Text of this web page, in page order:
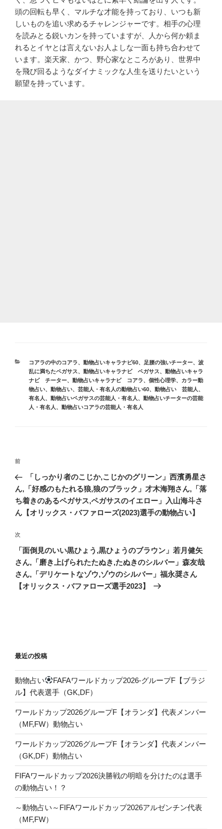
頭の回転も早く、マルチな才能を持っており、いつも新
しいものを追い求めるチャレンジャーです。相手の心理
を読みとる鋭いカンを持っていますが、人から何か頼ま
れるとイヤとは言えないお人よしな一面も持ち合わせて
います。楽天家、かつ、野心家なところがあり、世界中
を飛び回るようなダイナミックな人生を送りたいという
願望を持っています。
カ
テ
ゴ
リ
ー
コアラの中のコアラ、 動物占いキャラナビ60、 足腰の強いチーター、 波
乱に満ちたペガサス、 動物占いキャラナビ ペガサス、 動物占いキャラ
ナビ チーター、 動物占いキャラナビ コアラ、 個性心理学、
カラー動
物占い、 動物占い、 芸能人・有名人の動物占い60、 動物占い 芸能人、
有名人 、 動物占いペガサスの芸能人・有名人 、 動物占いチーターの芸能
人・有名人 、 動物占いコアラの芸能人・有名人
投
ナ
ビ
ゲ
シ
ョ
ン
前
の
投
稿
前
「しっかり者のこじか,こじかのグリーン」西濱勇星さ
ん,「好感のもたれる狼,狼のブラック」才木海翔さん,「落
ち着きのあるペガサス,ペガサスのイエロー」入山海斗さ
ん【オリックス・バファローズ(2023)選手の動物占い】
次
の
投
稿
次
「面倒見のいい黒ひょう,黒ひょうのブラウン」若月健矢
さん,「磨き上げられたたぬき,たぬきのシルバー」森友哉
さん,「デリケートなゾウ,ゾウのシルバー」福永奨さん
【オリックス・バファローズ選手2023】
最近の投稿
動物占い
FAFAワールドカップ2026-グループF【ブラジ
ル】代表選手（GK,DF）
ワールドカップ2026グループF【オランダ】代表メンバー
（MF,FW）動物占い
ワールドカップ2026グループF【オランダ】代表メンバー
（GK,DF）動物占い
FIFAワールドカップ2026決勝戦の明暗を分けたのは選手
の動物占い！？
～動物占い～FIFAワールドカップ2026アルゼンチン代表
（MF,FW）